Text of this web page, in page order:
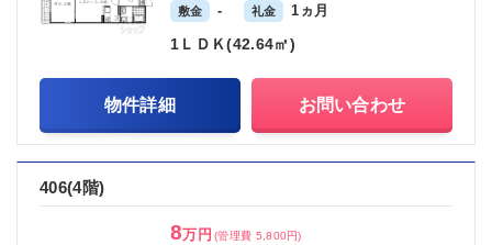
敷金 - 礼金 1ヵ月
1ＬＤＫ(42.64㎡)
物件詳細 お問い合わせ
406(4階)
8万円 (管理費 5,800円)